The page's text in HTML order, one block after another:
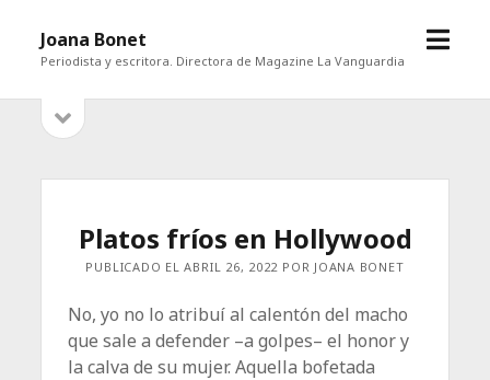
Joana Bonet
Periodista y escritora. Directora de Magazine La Vanguardia
abrir
Barrabarra
Platos fríos en Hollywood
PUBLICADO EL ABRIL 26, 2022 POR JOANA BONET
No, yo no lo atribuí al calentón del macho
que sale a defender –a golpes– el honor y
la calva de su mujer. Aquella bofetada